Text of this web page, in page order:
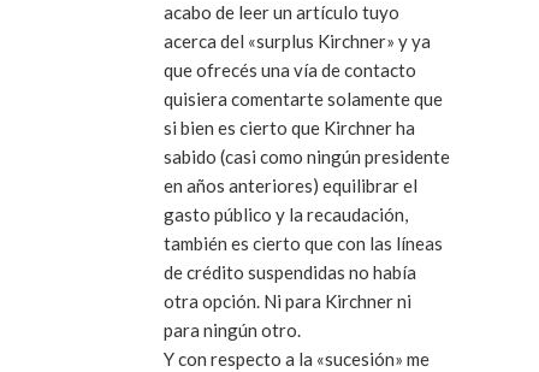
acabo de leer un artículo tuyo
acerca del «surplus Kirchner» y ya
que ofrecés una vía de contacto
quisiera comentarte solamente que
si bien es cierto que Kirchner ha
sabido (casi como ningún presidente
en años anteriores) equilibrar el
gasto público y la recaudación,
también es cierto que con las líneas
de crédito suspendidas no había
otra opción. Ni para Kirchner ni
para ningún otro.
Y con respecto a la «sucesión» me